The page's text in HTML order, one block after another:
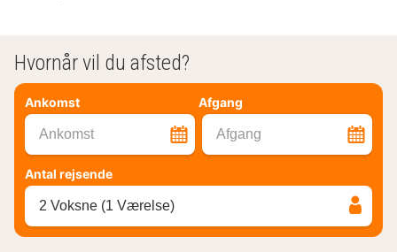
Hvornår vil du afsted?
Ankomst Afgang
Ankomst Afgang
Antal rejsende
2 Voksne (1 Værelse)